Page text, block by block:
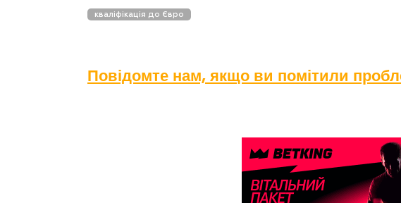
кваліфікація до Євро
Повідомте нам, якщо ви помітили